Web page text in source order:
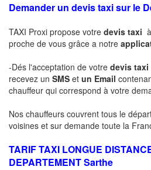
Demander un devis taxi sur le
TAXI Proxi propose votre devis taxi
proche de vous grâce a notre
-Dés l'acceptation de votre devis taxi
recevez un SMS et un Email
chauffeur qui correspond à votre
Nos chauffeurs couvrent tous le
voisines et sur demande toute la
TARIF TAXI LONGUE
DEPARTEMENTSarthe